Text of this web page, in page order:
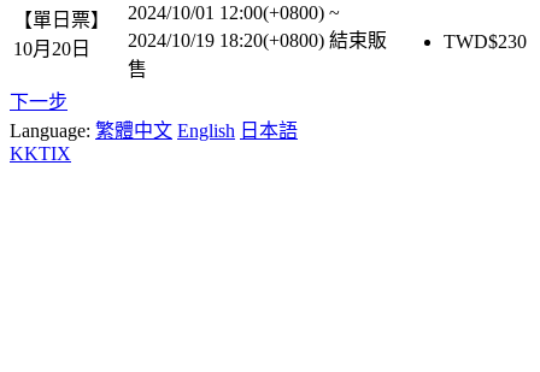
【單日票】
10月20日
2024/10/01 12:00(+0800) ~
2024/10/19 18:20(+0800) 結束販
售
TWD$230
下一步
Language: 繁體中文 English 日本語
KKTIX